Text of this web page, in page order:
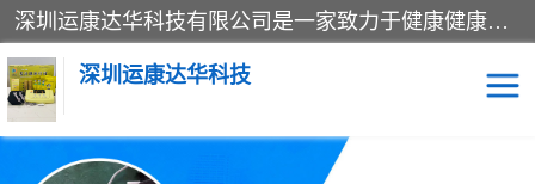
深圳运康达华科技有限公司是一家致力于健康健康产业的现代化企业，已经走过了15个春秋，开创了中医外用发展的新未来，是专业从事中医医疗仪器的研发、生产、销售、服务为一体的子公司，在医疗器械的设计、开发和生产方面率先引进国际先进技术和好的科技人员，先后开发出了场效应治疗仪、多功能治疗仪、颈椎治疗仪、腰椎治疗仪、增效垫等多个系列。
深圳运康达华科技